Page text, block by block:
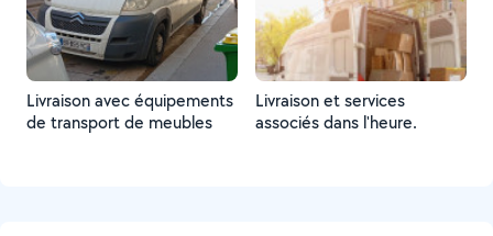
Livraison avec équipements
de transport de meubles
Livraison et services
associés dans l'heure.